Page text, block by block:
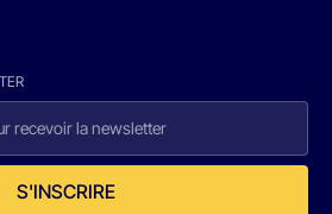
S'INSCRIRE